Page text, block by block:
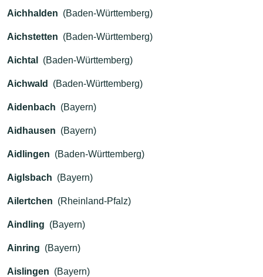
Aichhalden (Baden-Württemberg)
Aichstetten (Baden-Württemberg)
Aichtal (Baden-Württemberg)
Aichwald (Baden-Württemberg)
Aidenbach (Bayern)
Aidhausen (Bayern)
Aidlingen (Baden-Württemberg)
Aiglsbach (Bayern)
Ailertchen (Rheinland-Pfalz)
Aindling (Bayern)
Ainring (Bayern)
Aislingen (Bayern)